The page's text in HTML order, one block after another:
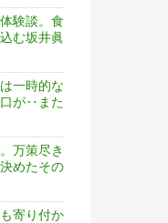
験談。食
む坂井眞
一時的な
が‥また
万策尽き
めたその
寄り付か